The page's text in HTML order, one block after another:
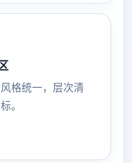
格统一，层次清
。